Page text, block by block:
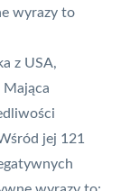
wyrazy to
z USA,
Mająca
jej 121